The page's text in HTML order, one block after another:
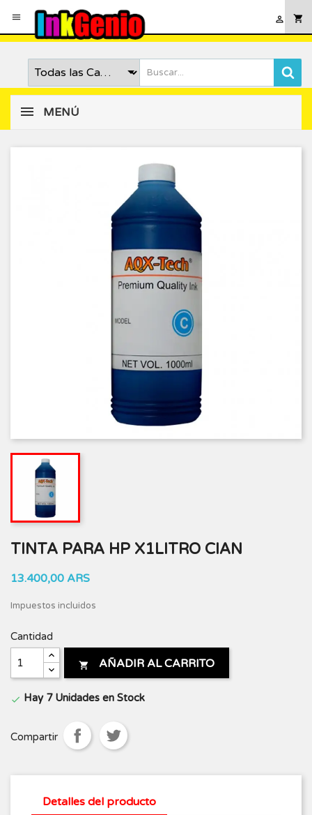
 shopping_cart

MENÚ
TINTA PARA HP X1LITRO CIAN
13.400,00 ARS
Impuestos incluidos
Cantidad
 AÑADIR AL CARRITO
 Hay 7 Unidades en Stock
Compartir
Detalles del producto